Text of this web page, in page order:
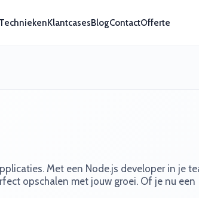
TechniekenKlantcasesBlogContactOfferte
Met een Node.js developer in je
opschalen met jouw groei. Of je nu een